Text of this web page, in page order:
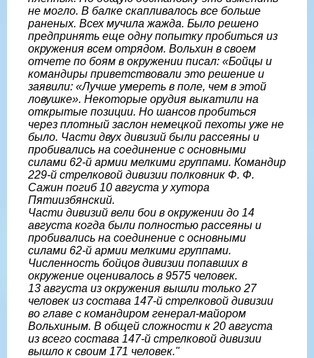
не могло. В балке скапливалось все больше
раненых. Всех мучила жажда. Было решено
предпринять еще одну попытку пробиться из
окружения всем отрядом. Вольхин в своем
отчете по боям в окружении писал: «Бойцы и
командиры приветствовали это решение и
заявили: «Лучше умереть в поле, чем в этой
ловушке». Некоторые орудия выкатили на
открытые позиции. Но шансов пробиться
через плотный заслон немецкой пехоты уже не
было. Части двух дивизий были рассеяны и
пробивались на соединение с основными
силами 62-й армии мелкими группами. Командир
229-й стрелковой дивизии полковник Ф. Ф.
Сажин погиб 10 августа у хутора
Пятиизбянский.
Части дивизий вели бои в окружении до 14
августа когда были полностью рассеяны и
пробивались на соединение с основными
силами 62-й армии мелкими группами.
Численность бойцов дивизии попавших в
окружение оценивалось в 9575 человек.
13 августа из окружения вышли только 27
человек из состава 147-й стрелковой дивизии
во главе с командиром генерал-майором
Вольхиным. В общей сложности к 20 августа
из всего состава 147-й стрелковой дивизии
вышло к своим 171 человек."